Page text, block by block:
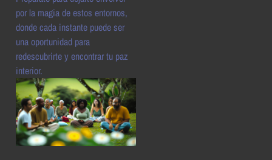
por la magia de estos entornos,
donde cada instante puede ser
una oportunidad para
redescubrirte y encontrar tu paz
interior.